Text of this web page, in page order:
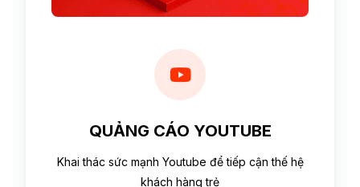
QUẢNG CÁO YOUTUBE
Khai thác sức mạnh Youtube để tiếp cận thế hệ
khách hàng trẻ